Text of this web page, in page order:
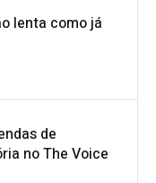
lenta como já
de
no The Voice